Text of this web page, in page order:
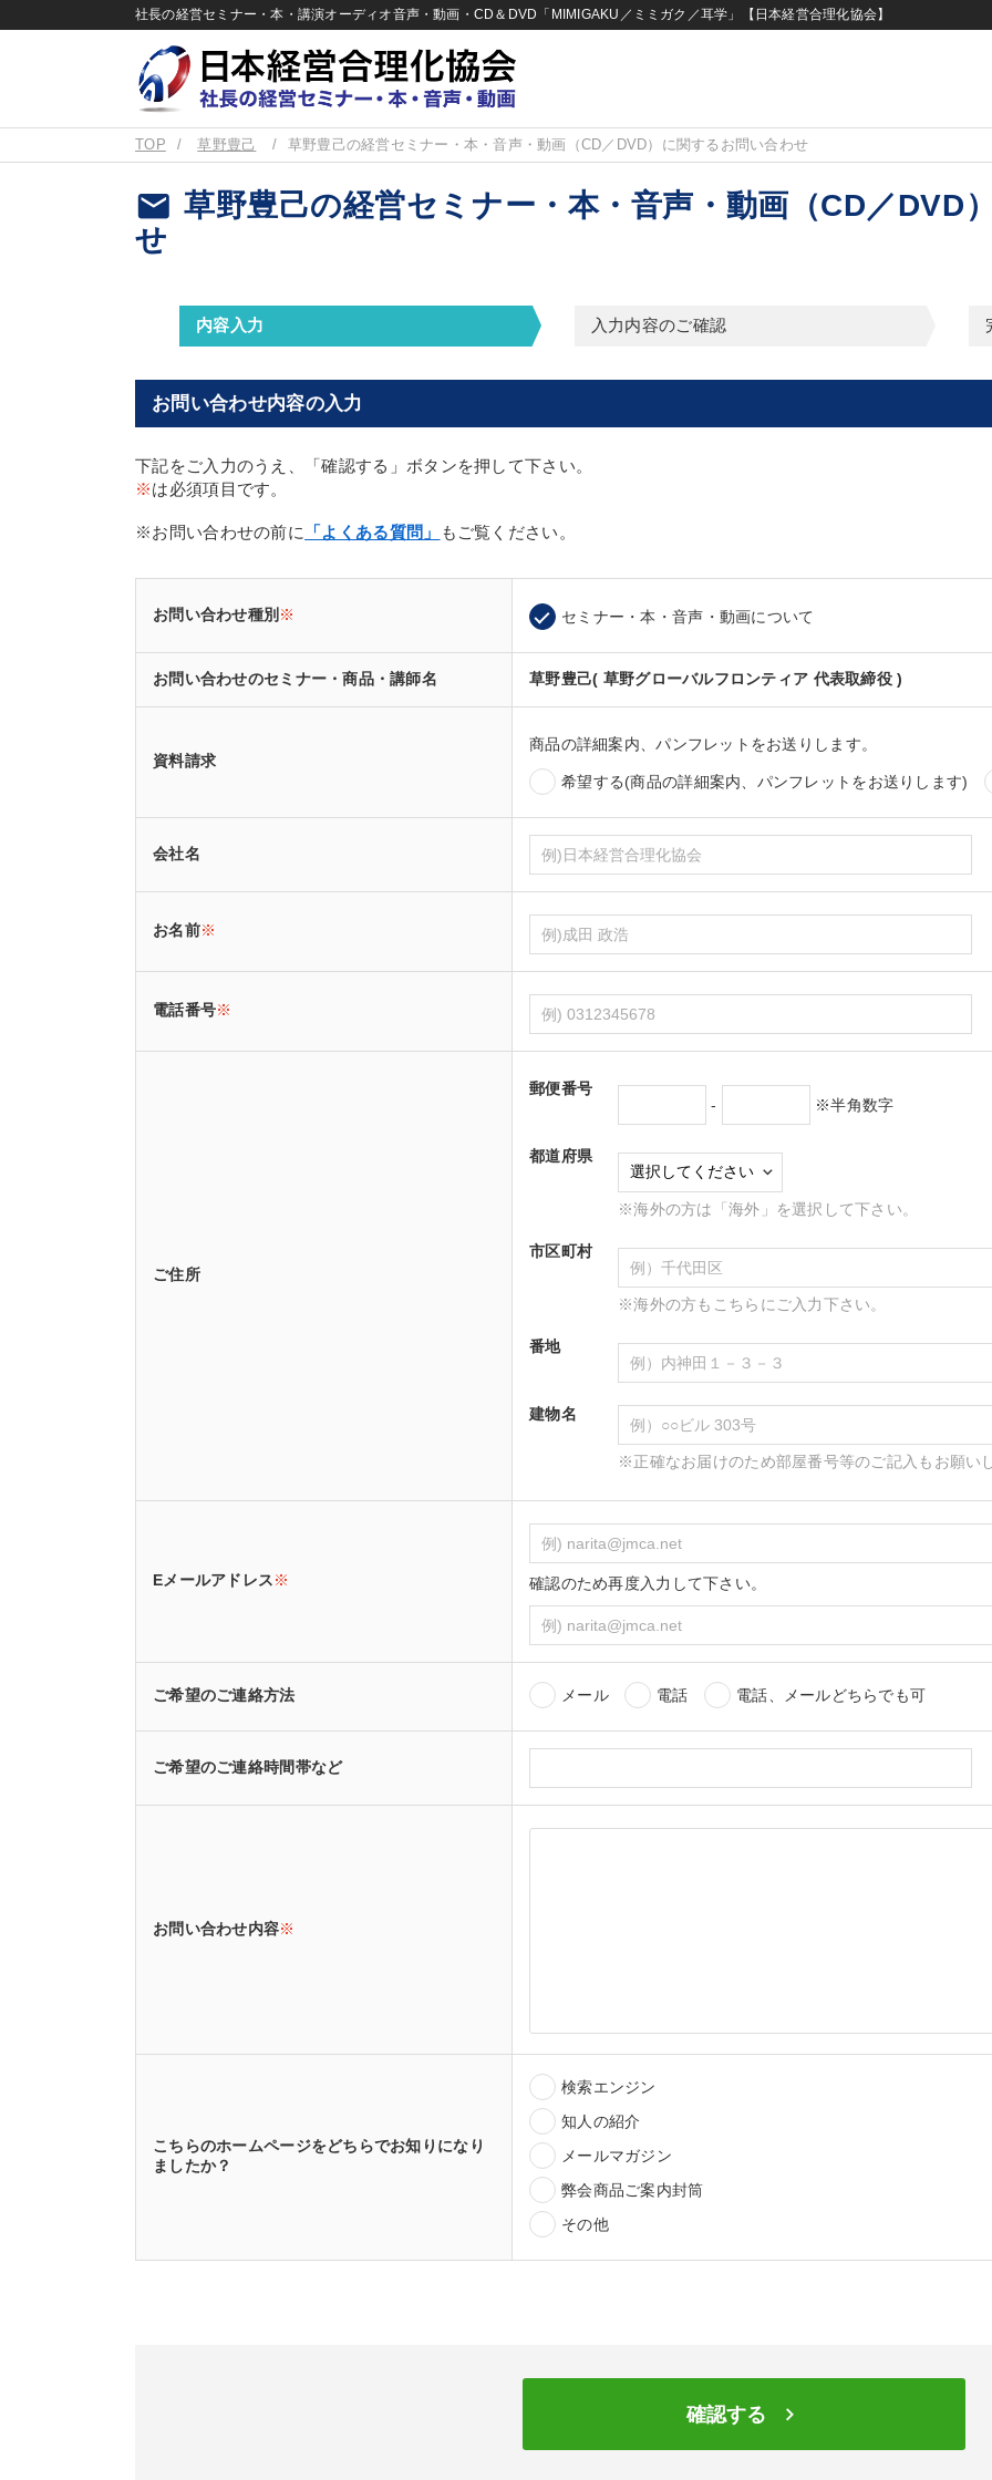
社長の経営セミナー・本・講演オーディオ音声・動画・CD＆DVD「MIMIGAKU／ミミガク／耳学」【日本経営合理化協会】
TOP 草野豊己 草野豊己の経営セミナー・本・音声・動画（CD／DVD）に関するお問い合わせ
email 草野豊己の経営セミナー・本・音声・動画（CD／DVD
せ
内容入力 入力内容のご確認
お問い合わせ内容の入力
下記をご入力のうえ、「確認する」ボタンを押して下さい。
※は必須項目です。
※お問い合わせの前に 「よくある質問」 もご覧ください。
お問い合わせ種別 ※ セミナー・本・音声・動画について
お問い合わせのセミナー・商品・講師名 草野豊己( 草野グローバルフロンティア 代表取締役 )
資料請求
商品の詳細案内、パンフレットをお送りします。
希望する(商品の詳細案内、パンフレットをお送りします)
会社名
お名前※
電話番号※
ご住所
郵便番号
-
※半角数字
都道府県
※海外の方は「海外」を選択して下さい。
市区町村
※海外の方もこちらにご入力下さい。
番地
建物名
※正確なお届けのため部屋番号等のご記入もお願い
Eメールアドレス※ 確認のため再度入力して下さい。
ご希望のご連絡方法 メール 電話 電話、メールどちらでも可
ご希望のご連絡時間帯など
お問い合わせ内容※
こちらのホームページをどちらでお知りになり
ましたか？
検索エンジン
知人の紹介
メールマガジン
弊会商品ご案内封筒
その他
確認する keyboard_arrow_right